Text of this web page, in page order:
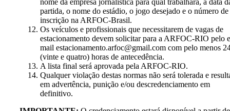
nome da empresa jornalística para qual trabalhará, a data
partida, o nome do estádio, o jogo desejado e o número de
inscrição na ARFOC-Brasil.
Os veículos e profissionais que necessitarem de vagas de
estacionamento devem solicitar para a ARFOC-RIO pelo
mail estacionamento.arfoc@gmail.com com pelo menos
(vinte e quatro) horas de antecedência.
A lista final será aprovada pela ARFOC-RIO.
Qualquer violação destas normas não será tolerada e
em advertência, punição e/ou descredenciamento em
definitivo.